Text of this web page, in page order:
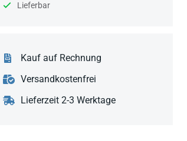
Lieferbar
Kauf auf Rechnung
Versandkostenfrei
Lieferzeit 2-3 Werktage